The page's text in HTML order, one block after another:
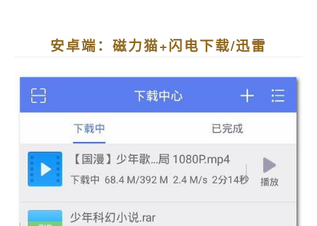
安卓端：磁力猫+闪电下载/迅雷